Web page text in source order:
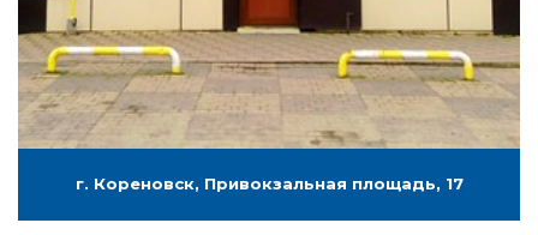
г. Кореновск, Привокзальная площадь, 17